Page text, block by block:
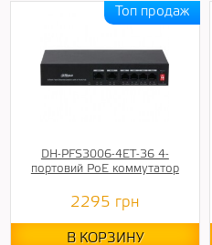
DH-PFS3006-4ET-36 4-
портовий РоЕ коммутатор
2295 грн
В КОРЗИНУ